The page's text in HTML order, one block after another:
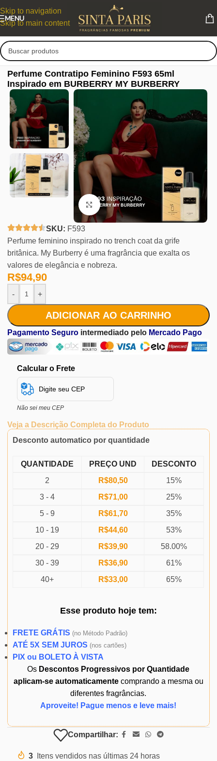
Skip to navigation
Skip to main content
MENU
Perfume Contratipo Feminino F593 65ml
Inspirado em BURBERRY MY BURBERRY
Clique para ampliar
SKU: F593
Perfume feminino inspirado no trench coat da grife
britânica. My Burberry é uma fragrância que exalta os
valores de elegância e nobreza.
R$94,90
- +
ADICIONAR AO CARRINHO
Pagamento Seguro intermediado pelo Mercado Pago
Calcular o Frete
Não sei meu CEP
Veja a Descrição Completa do Produto
Desconto automatico por quantidade
QUANTIDADE PREÇO UND
DESCONTO
2
R$80,50
15%
3 - 4
R$71,00
25%
5 - 9
R$61,70
35%
10 - 19
R$44,60
53%
20 - 29
R$39,90
58.00%
30 - 39
R$36,90
61%
40+
R$33,00 65%
Esse produto hojetem:
FRETE GRÁTIS (no Método Padrão)
ATÉ 5X SEM JUROS (nos cartões)
PIX ou BOLETO À VISTA
Os Descontos Progressivos por Quantidade
aplicam-se automaticamentecomprando a mesma ou
diferentes fragrâncias.
Aproveite! Pague menos e leve mais!
Compartilhar:
3 Itens vendidos nas últimas 24 horas